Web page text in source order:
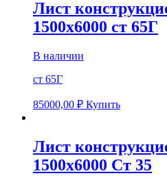
Лист
1500х6000 ст 65Г
В наличии
ст 65Г
85000,00 ₽ Купить
Лист
1500х6000 Ст 35